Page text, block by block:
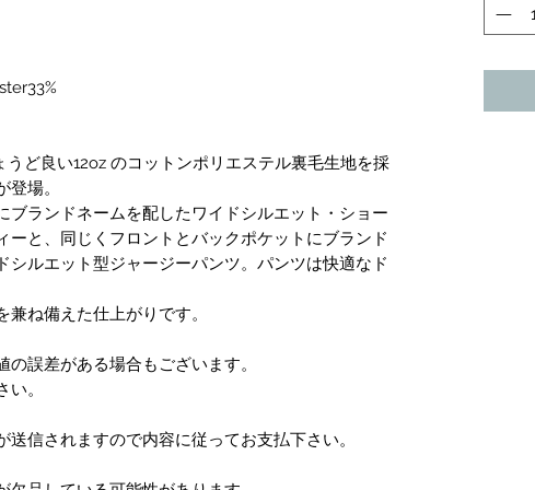
ど良い12oz のコットンポリエステル裏毛生地を採
場。
ブランドネームを配したワイドシルエット・ショー
ーと、同じくフロントとバックポケットにブランド
シルエット型ジャージーパンツ。パンツは快適なド
ね備えた仕上がりです。
誤差がある場合もございます。
。
信されますので内容に従ってお支払下さい。